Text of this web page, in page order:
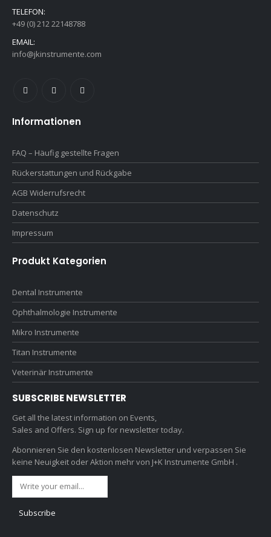
TELEFON:
+49 (0) 212 22148788
EMAIL:
info@jkinstrumente.com
Informationen
FAQ – Häufig gestellte Fragen
Rückerstattungen und Rückgabe
AGB Widerrufsrecht
Datenschutz
Impressum
Produkt Kategorien
Dental Instrumente
Ophthalmologie Instrumente
Mikro Instrumente
Titan Instrumente
Veterinär Instrumente
SUBSCRIBE NEWSLETTER
Get all the latest information on Events,
Sales and Offers. Sign up for newsletter today.
Abonnieren Sie den kostenlosen Newsletter und verpassen Sie
keine Neuigkeit oder Aktion mehr von J+K Instrumente GmbH .